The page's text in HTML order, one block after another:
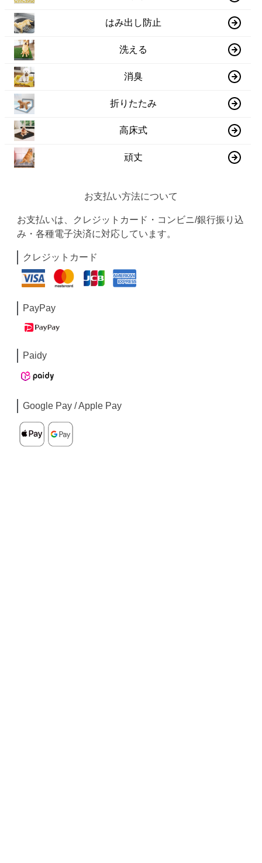
はみ出し防止
洗える
消臭
折りたたみ
高床式
頑丈
お支払い方法について
お支払いは、クレジットカード・コンビニ/銀行振り込
み・各種電子決済に対応しています。
クレジットカード
PayPay
Paidy
Google Pay / Apple Pay